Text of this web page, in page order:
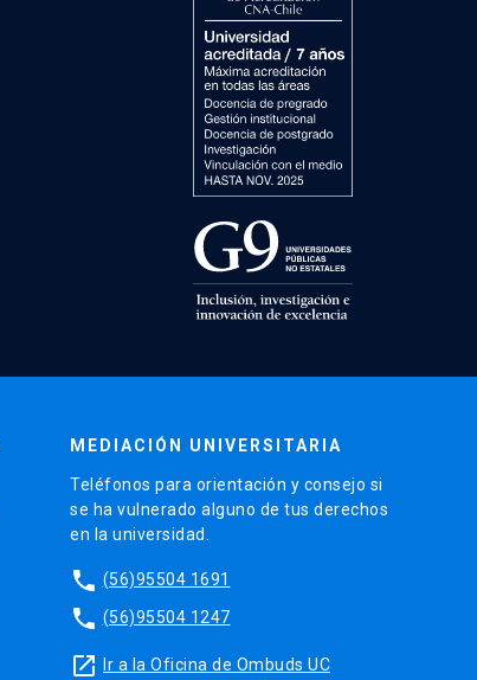
MEDIACIÓN UNIVERSITARIA
Teléfonos para orientación y consejo si
se ha vulnerado alguno de tus derechos
en la universidad.
phone (56)95504 1691
phone (56)95504 1247
launch Ir a la Oficina de Ombuds UC